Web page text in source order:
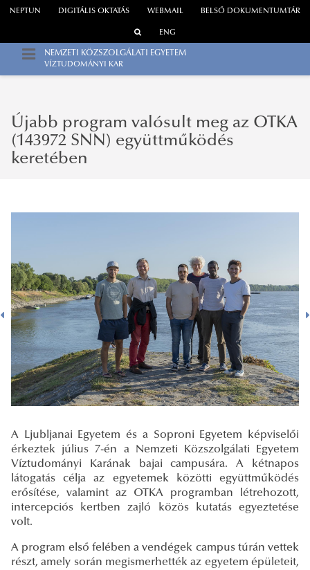
WEBMAIL
NEPTUN DIGITÁLIS OKTATÁS BELSŐ DOKUMENTUMTÁR
ENG
NEMZETI KÖZSZOLGÁLATI EGYETEM
VÍZTUDOMÁNYI KAR
Újabb program valósult meg az OTKA
(143972 SNN) együttműködés
keretében
A Ljubljanai Egyetem és a Soproni Egyetem képviselői
érkeztek július 7-én a Nemzeti Közszolgálati Egyetem
Víztudományi Karának bajai campusára. A kétnapos
látogatás célja az egyetemek közötti együttműködés
erősítése, valamint az OTKA programban létrehozott,
intercepciós kertben zajló közös kutatás egyeztetése
volt.
A program első felében a vendégek campus túrán vettek
részt, amely során megismerhették az egyetem épületeit,